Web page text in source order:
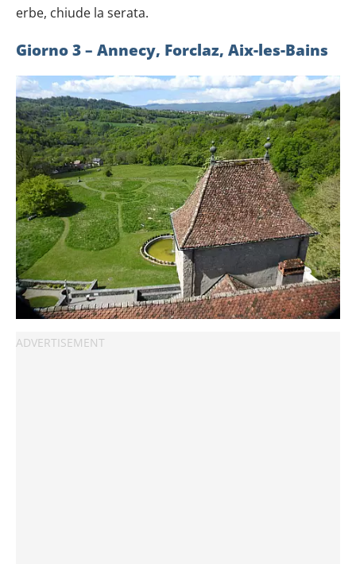
erbe, chiude la serata.
Giorno 3 – Annecy, Forclaz, Aix-les-Bains